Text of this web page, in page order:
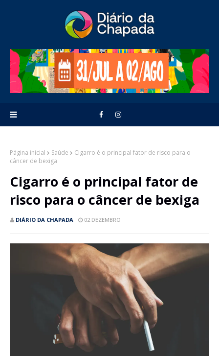
Página inicial Saúde
Cigarro é o principal fator de risco para o
câncer de bexiga
Cigarro é o principal fator de
risco para o câncer de bexiga
DIÁRIO DA CHAPADA 02 DEZEMBRO